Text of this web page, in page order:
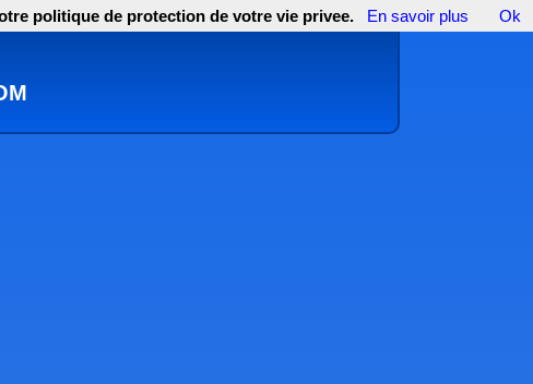
politique de protection de votre vie privee. En savoir plus Ok